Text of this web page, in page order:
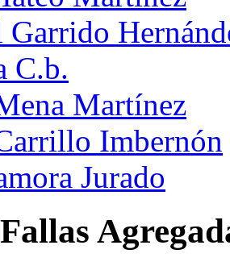
Garrido
C.b.
Martínez
Imbernón
Jurado